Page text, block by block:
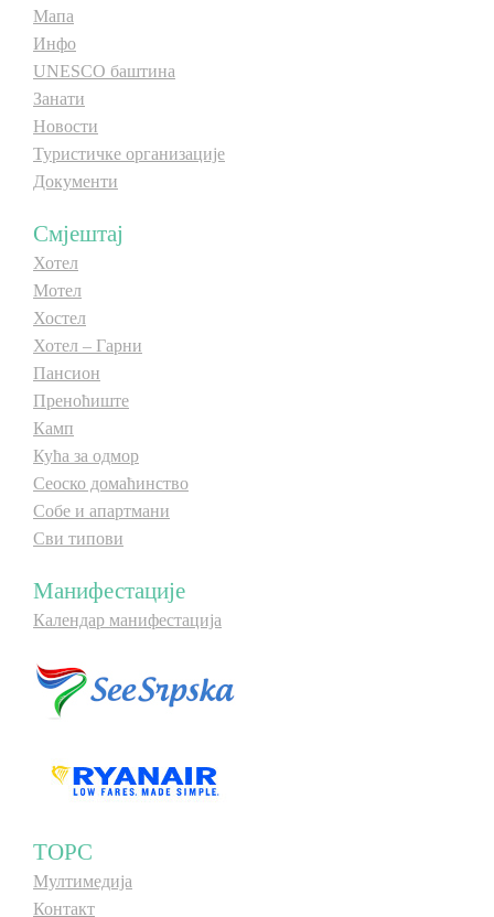
Откриј Српску
Мапа
Инфо
UNESCO баштина
Занати
Новости
Туристичке организације
Документи
Смјештај
Хотел
Мотел
Хостел
Хотел – Гарни
Пансион
Преноћиште
Камп
Кућа за одмор
Сеоско домаћинство
Собе и апартмани
Сви типови
Манифестације
Календар манифестација
ТОРС
Мултимедија
Контакт